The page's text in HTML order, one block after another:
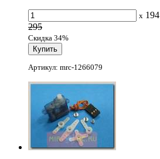
x 194
295
Скидка 34%
Артикул: mrc-1266079